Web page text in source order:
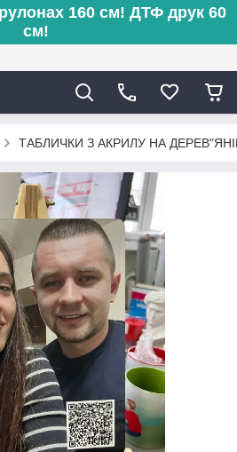
160 см! ДТФ друк 60
см!
ТАБЛИЧКИ З АКРИЛУ НА